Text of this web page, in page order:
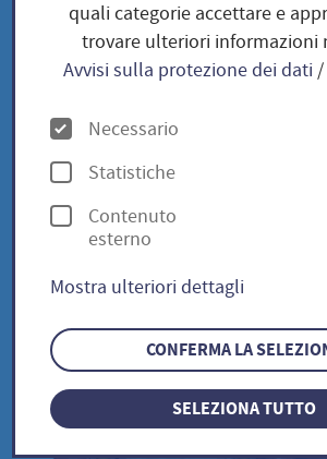
Ruthje -
lycopersicum
Ruthje / Solanum
quali categorie accettare e
trovare ulteriori informazioni
Avvisi sulla protezione dei dati/
O
p
z
i
n
Necessario
Statistiche
Contenuto
esterno
Mostra ulteriori dettagli
CONFERMA LA
SELEZIONA TUTTO